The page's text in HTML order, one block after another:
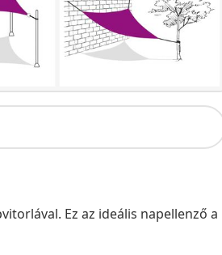
Ez az ideális napellenző a